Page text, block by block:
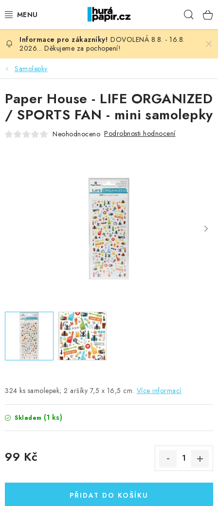
na
NOVINKY
HURÁ DÍLNA
VŠECHNO ZBOŽÍ
KNIHAŘSKÝ MATERIÁL
Moje objednávka
Jak nakupovat
DOVOLENÁ 8.8. - 16.8.
2026... Děkujeme za pochopení!
Samolepky
324 ks samolepek; 2 aršíky 7,5 x 16,5 cm. Více informací
Skladem (1 ks)
99 Kč
PŘIDAT DO KOŠÍKU
Paper House - LIFE ORGANIZED
/ SPORTS FAN - mini samolepky
Neohodnoceno Podrobnosti hodnocení